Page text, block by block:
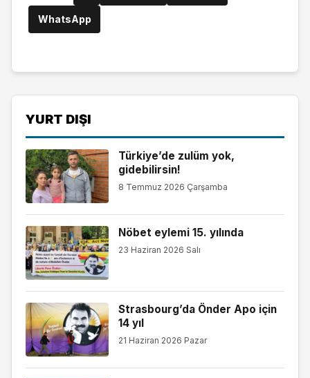
WhatsApp
YURT DIŞI
Türkiye’de zulüm yok,
gidebilirsin!
8 Temmuz 2026 Çarşamba
Nöbet eylemi 15. yılında
23 Haziran 2026 Salı
Strasbourg’da Önder Apo için
14 yıl
21 Haziran 2026 Pazar